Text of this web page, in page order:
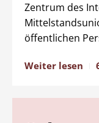
Zentrum des
öffentlichen
Weiter lesen